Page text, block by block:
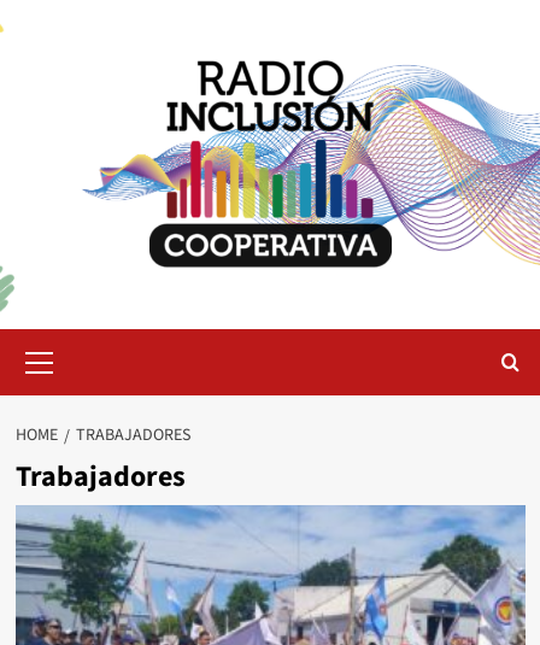
Menu
HOME TRABAJADORES
Trabajadores